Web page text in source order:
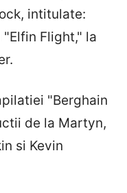
intitulate:
Flight," la
"Berghain
de la Martyn,
si Kevin